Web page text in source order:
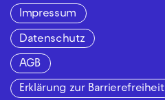
Impressum
Datenschutz
AGB
Erklärung zur Barrierefreiheit